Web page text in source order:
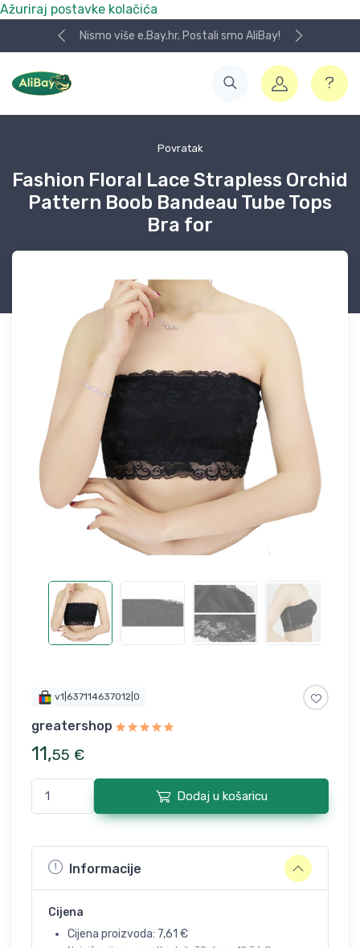
Ažuriraj postavke kolačića
Nismo više e.Bay.hr. Postali smo AliBay!
Povratak
Fashion Floral Lace Strapless Orchid
Pattern Boob Bandeau Tube Tops
Bra for
v1|637114637012|0
greatershop
11,55 €
Dodaj u košaricu
Informacije
Cijena
Cijena proizvoda: 7,61 €